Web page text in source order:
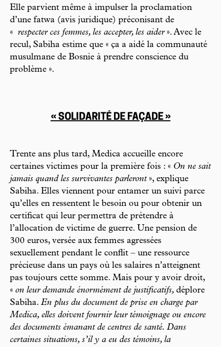
Elle parvient même à impulser la proclamation
d’une fatwa (avis juridique) préconisant de
« respecter ces femmes, les accepter, les aider». Avec le
recul, Sabiha estime que « ça a aidé la communauté
musulmane de Bosnie à prendre conscience du
problème ».
« SOLIDARITÉ DE FAÇADE »
Trente ans plus tard, Medica accueille encore
certaines victimes pour la première fois : « On ne sait
jamais quand les survivantes parleront», explique
Sabiha. Elles viennent pour entamer un suivi parce
qu’elles en ressentent le besoin ou pour obtenir un
certificat qui leur permettra de prétendre à
l’allocation de victime de guerre. Une pension de
300 euros, versée aux femmes agressées
sexuellement pendant le conflit – une ressource
précieuse dans un pays où les salaires n’atteignent
pas toujours cette somme. Mais pour y avoir droit,
« on leur demande énormément de justificatifs, déplore
Sabiha. En plus du document de prise en charge par
Medica, elles doivent fournir leur témoignage ou encore
des documents émanant de centres de santé. Dans
certaines situations, s’il y a eu des témoins, la